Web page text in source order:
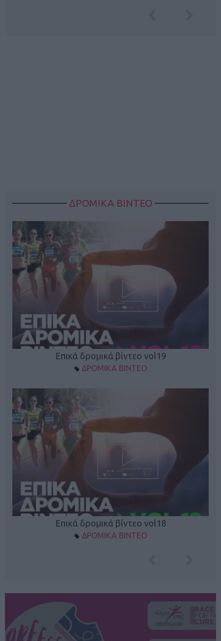
ΔΡΟΜΙΚΑ ΒΙΝΤΕΟ
Επικά δρομικά βίντεο vol19
ΔΡΟΜΙΚΑ ΒΙΝΤΕΟ
Επικά δρομικά βίντεο vol18
ΔΡΟΜΙΚΑ ΒΙΝΤΕΟ